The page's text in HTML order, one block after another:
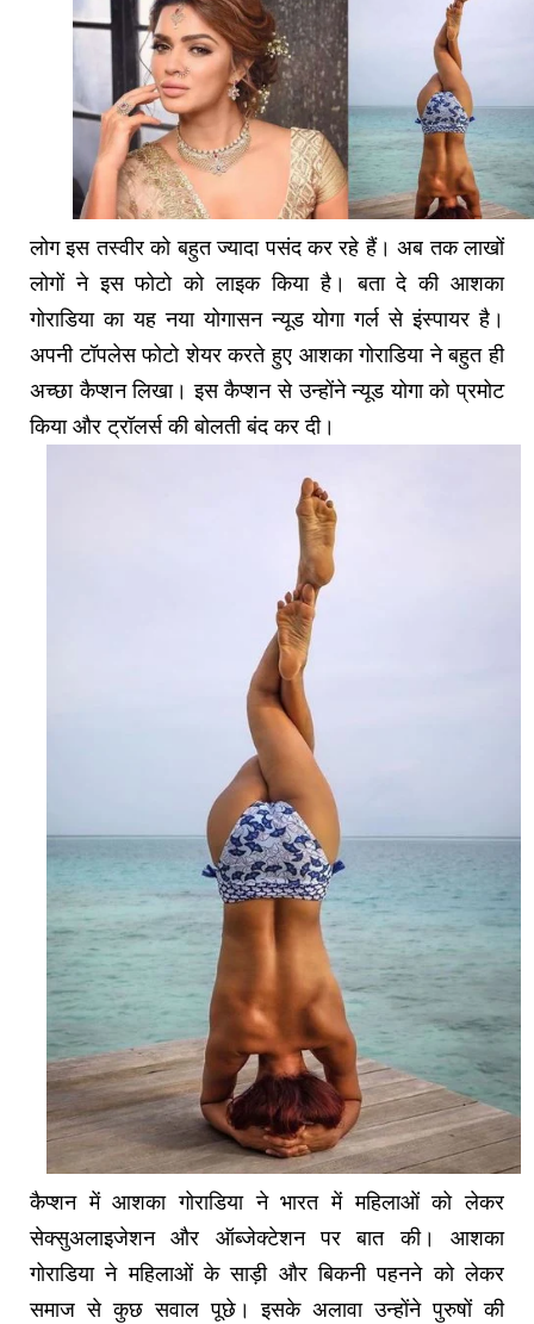
लोग इस तस्वीर को बहुत ज्यादा पसंद कर रहे हैं। अब तक लाखों
लोगों ने इस फोटो को लाइक किया है। बता दे की आशका
गोराडिया का यह नया योगासन न्यूड योगा गर्ल से इंस्पायर है।
अपनी टॉपलेस फोटो शेयर करते हुए आशका गोराडिया ने बहुत ही
अच्छा कैप्शन लिखा। इस कैप्शन से उन्होंने न्यूड योगा को प्रमोट
किया और ट्रॉलर्स की बोलती बंद कर दी।
कैप्शन में आशका गोराडिया ने भारत में महिलाओं को लेकर
सेक्सुअलाइजेशन और ऑब्जेक्टेशन पर बात की। आशका
गोराडिया ने महिलाओं के साड़ी और बिकनी पहनने को लेकर
समाज से कुछ सवाल पूछे। इसके अलावा उन्होंने पुरुषों की